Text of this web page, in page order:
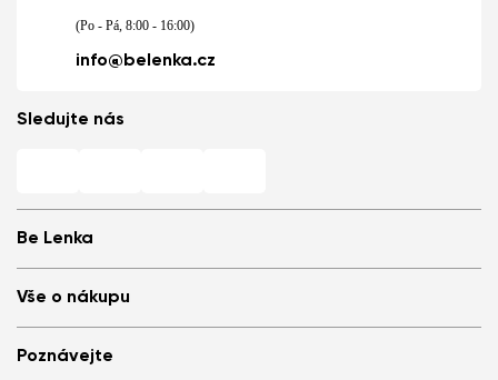
Be Lenka
Store Locator
O nás
Be Lenka v médiích
Vše o nákupu
Přihlášení
Poznávejte
(Po - Pá, 8:00 - 16:00)
info@belenka.cz
Sledujte nás